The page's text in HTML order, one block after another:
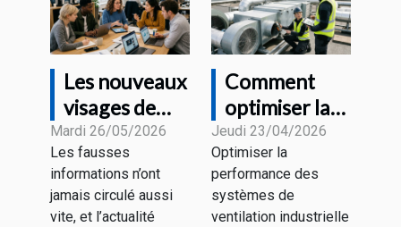
Les nouveaux
visages de
l'information
à l'heure des
fake news
Mardi 26/05/2026
Les fausses
informations n’ont
jamais circulé aussi
vite, et l’actualité
Comment
optimiser la
performance
des systèmes
de ventilation
industrielle ?
Jeudi 23/04/2026
Optimiser la
performance des
systèmes de
ventilation industrielle